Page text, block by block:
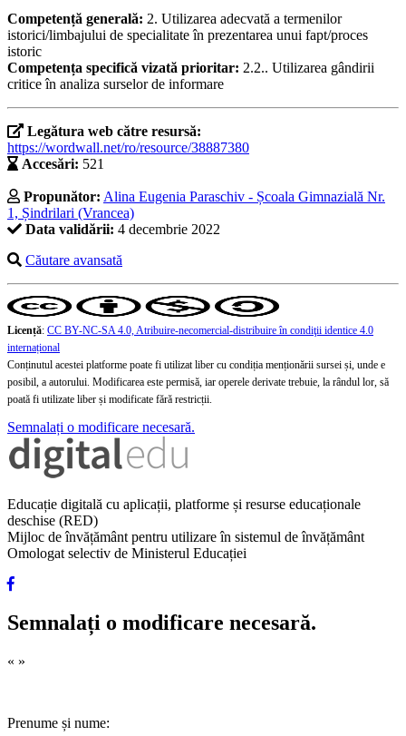
Competență generală: 2. Utilizarea adecvată a termenilor
istorici/limbajului de specialitate în prezentarea unui fapt/proces
istoric
Competența specifică vizată prioritar: 2.2.. Utilizarea gândirii
critice în analiza surselor de informare
Legătura web către resursă:
https://wordwall.net/ro/resource/38887380
Accesări: 521
Propunător: Alina Eugenia Paraschiv - Școala Gimnazială Nr.
1, Șindrilari (Vrancea)
Data validării: 4 decembrie 2022
Căutare avansată
Licență: CC BY-NC-SA 4.0, Atribuire-necomercial-distribuire în condiţii identice 4.0
internațional
Conținutul acestei platforme poate fi utilizat liber cu condiția menționării sursei și, unde e
posibil, a autorului. Modificarea este permisă, iar operele derivate trebuie, la rândul lor, să
poată fi utilizate liber și modificate fără restricții.
Semnalați o modificare necesară.
Educație digitală cu aplicații, platforme și resurse educaționale
deschise (RED)
Mijloc de învățământ pentru utilizare în sistemul de învățământ
Omologat selectiv de Ministerul Educației
Semnalați o modificare necesară.
« »
Prenume și nume: